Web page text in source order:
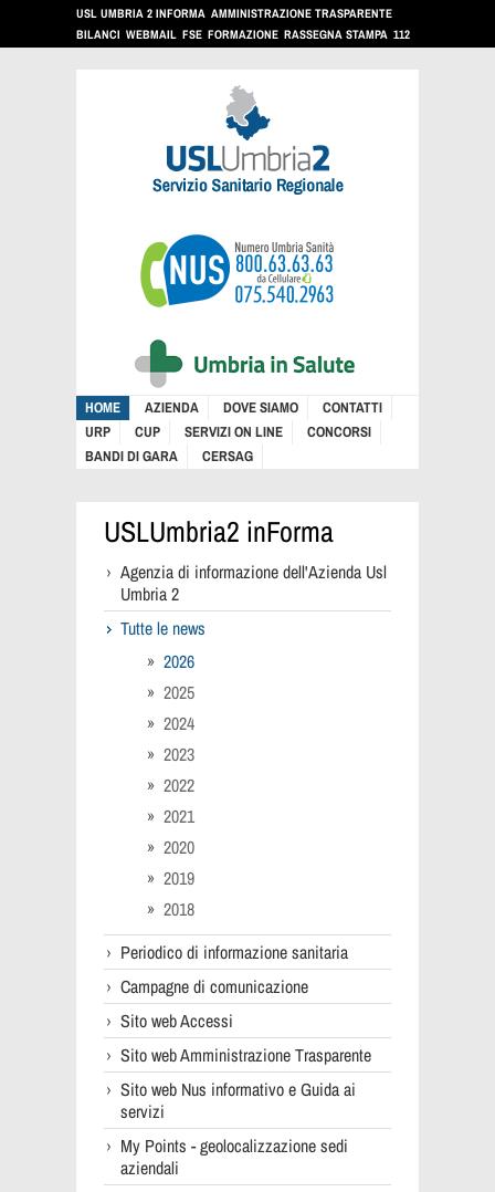
USL UMBRIA 2 INFORMA AMMINISTRAZIONE TRASPARENTE
BILANCI WEBMAIL FSE FORMAZIONE RASSEGNA STAMPA 112
HOME AZIENDA DOVE SIAMO
CONTATTI
URP
CUP SERVIZI ON LINE
CONCORSI
BANDI DI GARA
CERSAG
USLUmbria2 inForma
Agenzia di informazione dell'Azienda Usl
Umbria 2
Tutte le news
2026
2025
2024
2023
2022
2021
2020
2019
2018
Periodico di informazione sanitaria
Campagne di comunicazione
Sito web Accessi
Sito web Amministrazione Trasparente
Sito web Nus informativo e Guida ai
servizi
My Points - geolocalizzazione sedi
aziendali